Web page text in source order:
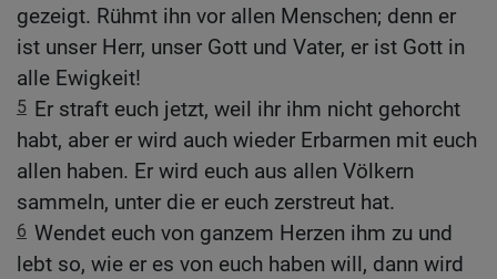
gezeigt. Rühmt ihn vor allen Menschen; denn er
ist unser Herr, unser Gott und Vater, er ist Gott in
alle Ewigkeit!
5 Er straft euch jetzt, weil ihr ihm nicht gehorcht
habt, aber er wird auch wieder Erbarmen mit euch
allen haben. Er wird euch aus allen Völkern
sammeln, unter die er euch zerstreut hat.
6 Wendet euch von ganzem Herzen ihm zu und
lebt so, wie er es von euch haben will, dann wird